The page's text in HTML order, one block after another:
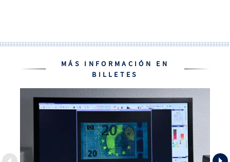
MÁS INFORMACIÓN EN
BILLETES